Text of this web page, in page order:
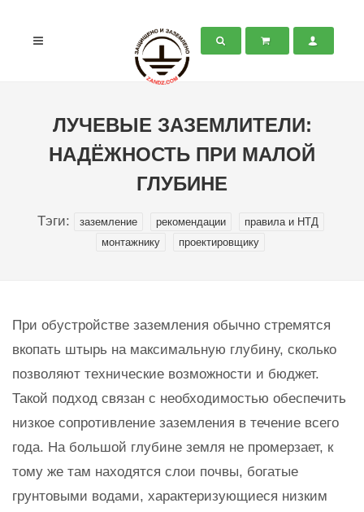
ЛУЧЕВЫЕ ЗАЗЕМЛИТЕЛИ:
НАДЁЖНОСТЬ ПРИ МАЛОЙ
ГЛУБИНЕ
Тэги: заземление рекомендации
правила и НТД
монтажнику
проектировщику
При обустройстве заземления обычно стремятся
вкопать штырь на максимальную глубину, сколько
позволяют технические возможности и бюджет.
Такой подход связан с необходимостью обеспечить
низкое сопротивление заземления в течение всего
года. На большой глубине земля не промерзает, к
тому же там находятся слои почвы, богатые
грунтовыми водами, характеризующиеся низким